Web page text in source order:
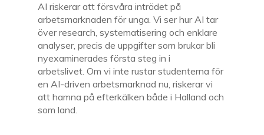
AI riskerar att försvåra inträdet på
arbetsmarknaden för unga. Vi ser hur AI tar
över research, systematisering och enklare
analyser, precis de uppgifter som brukar bli
nyexaminerades första steg in i
arbetslivet. Om vi inte rustar studenterna för
en AI-driven arbetsmarknad nu, riskerar vi
att hamna på efterkälken både i Halland och
som land.